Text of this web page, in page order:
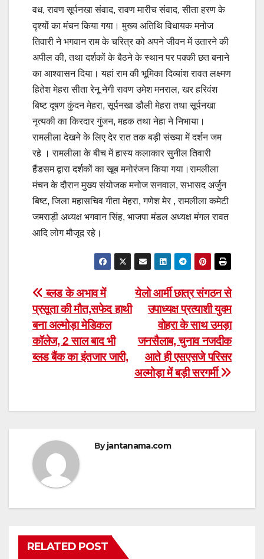
वध, रावण सूर्पनखा संवाद, रावण मारीच संवाद, सीता हरण के
दृश्यों का मंचन किया गया। मुख्य अतिथि विधायक मनोज
तिवारी ने भगवान राम के चरित्र को अपने जीवन में उतारने की
अपील की, तथा दर्शकों के बैठने के स्थान पर पक्की छत बनाने
का आश्वासन दिया। यहां राम की भूमिका दिव्यांश रावत लक्ष्मण
हितेश मेहरा सीता रेनू नेगी रावण उमेश मनराल, खर हरिवंश
बिष्ट दूषण कुंदन मेहरा, सूर्पनखा डौली मेहरा तथा सूर्पनखा
नृत्यकी का किरदार गुंजन, महक तथा नेहा ने निभाया।
रामलीला देखने के लिए देर रात तक बड़ी संख्या में दर्शन जम
रहे । रामलीला के बीच में हास्य कलाकार सुनील तिवारी
हैंडसम द्वारा दर्शकों का खूब मनोरंजन किया गया।रामलीला
मंचन के दौरान मुख्य संयोजक मनोज सनवाल, सभासद अर्जुन
बिष्ट, जिला महासचिव गीता मेहरा, गणेश मेर , रामलीला कमेटी
जमराड़ी अध्यक्ष भगवान सिंह, भाजपा मंडल अध्यक्ष मंगल रावत
आदि लोग मौजूद रहे।
Post
navigation
येलो आर्मी छात्र संगठन से
उपाध्यक्ष प्रत्याशी युवम
वोहरा के साथ उमड़ा
जनसैलाब, चुनाव नजदीक
आते ही एसएसजे परिसर
अल्मोड़ा में बड़ी सरगर्मी
ब्लड के अभाव में
प्रसूता की मौत,सफेद हाथी
बना अल्मोड़ा मेडिकल
कॉलेज, 2 साल बाद भी
ब्लड बैंक का इंतजार जारी,
Byjantanama.com
RELATED POST